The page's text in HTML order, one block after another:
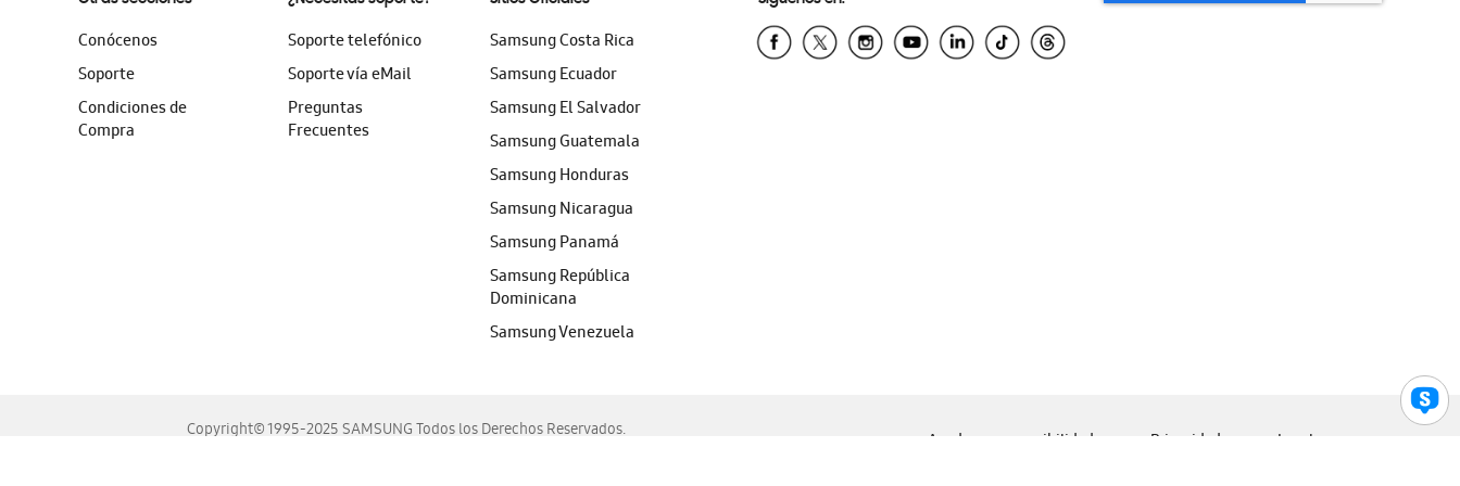
Conócenos
Soporte
Condiciones de
Compra
Soporte telefónico
Soporte vía eMail
Preguntas
Frecuentes
Samsung Costa Rica
Samsung Ecuador
Samsung El Salvador
Samsung Guatemala
Samsung Honduras
Samsung Nicaragua
Samsung Panamá
Samsung República
Dominicana
Samsung Venezuela
Copyright© 1995-2025 SAMSUNG Todos los Derechos Reservados.
Ayuda para accesibilidad Privacidad Legal